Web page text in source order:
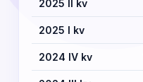
2025 II kv
2025 I kv
2024 IV kv